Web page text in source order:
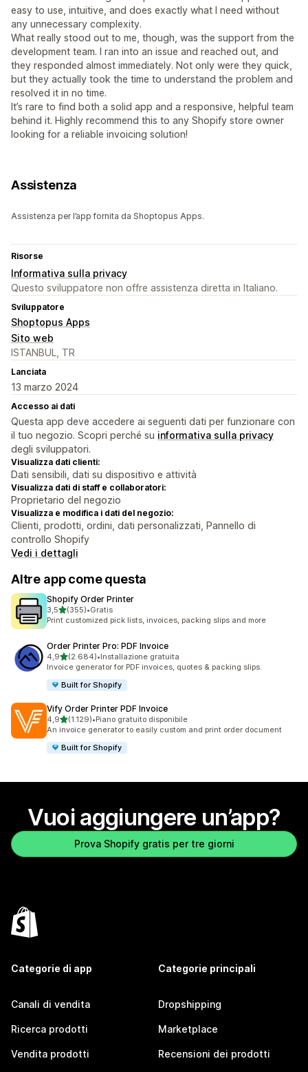
easy to use, intuitive, and does exactly what I need without
any unnecessary complexity.
What really stood out to me, though, was the support from the
development team. I ran into an issue and reached out, and
they responded almost immediately. Not only were they quick,
but they actually took the time to understand the problem and
resolved it in no time.
It’s rare to find both a solid app and a responsive, helpful team
behind it. Highly recommend this to any Shopify store owner
looking for a reliable invoicing solution!
Assistenza
Assistenza per l’app fornita da Shoptopus Apps.
Risorse
Informativa sulla privacy
Questo sviluppatore non offre assistenza diretta in Italiano.
Sviluppatore
Shoptopus Apps
Sito web
ISTANBUL, TR
Lanciata
13 marzo 2024
Accesso ai dati
Questa app deve accedere ai seguenti dati per funzionare con
il tuo negozio. Scopri perché su informativa sulla privacy
degli sviluppatori.
Visualizza dati clienti:
Dati sensibili, dati su dispositivo e attività
Visualizza dati di staff e collaboratori:
Proprietario del negozio
Visualizza e modifica i dati del negozio:
Clienti, prodotti, ordini, dati personalizzati, Pannello di
controllo Shopify
Vedi i dettagli
Altre app come questa
Shopify Order Printer
3,5stelle su 5
(355)
355 recensioni totali
•Gratis
Print customized pick lists, invoices, packing slips and more
Order Printer Pro: PDF Invoice
4,9stelle su 5
(2.684)
2684 recensioni totali
•Installazione gratuita
Invoice generator for PDF invoices, quotes & packing slips.
Built for Shopify
Vify Order Printer PDF Invoice
4,9stelle su 5
(1.129)
1129 recensioni totali
•Piano gratuito disponibile
An invoice generator to easily custom and print order document
Built for Shopify
Vuoi aggiungere un’app?
Prova Shopify gratis per tre giorni
Categorie di app
Canali di vendita
Ricerca prodotti
Vendita prodotti
Categorie principali
Dropshipping
Marketplace
Recensioni dei prodotti